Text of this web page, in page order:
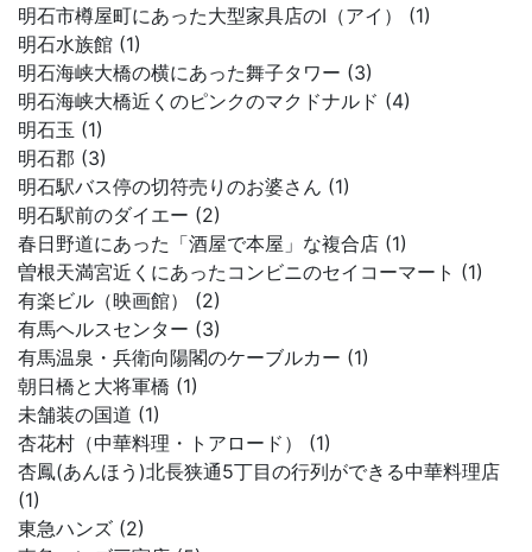
明石市樽屋町にあった大型家具店のI（アイ） (1)
明石水族館 (1)
明石海峡大橋の横にあった舞子タワー (3)
明石海峡大橋近くのピンクのマクドナルド (4)
明石玉 (1)
明石郡 (3)
明石駅バス停の切符売りのお婆さん (1)
明石駅前のダイエー (2)
春日野道にあった「酒屋で本屋」な複合店 (1)
曽根天満宮近くにあったコンビニのセイコーマート (1)
有楽ビル（映画館） (2)
有馬ヘルスセンター (3)
有馬温泉・兵衛向陽閣のケーブルカー (1)
朝日橋と大将軍橋 (1)
未舗装の国道 (1)
杏花村（中華料理・トアロード） (1)
杏鳳(あんほう)北長狭通5丁目の行列ができる中華料理店
(1)
東急ハンズ (2)